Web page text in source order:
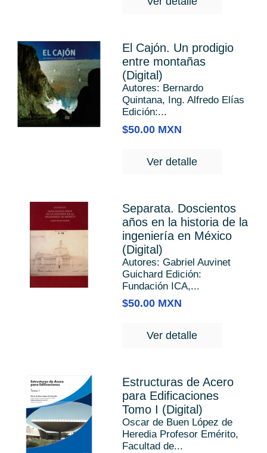
El Cajón. Un prodigio
entre montañas
(Digital)
Autores: Bernardo
Quintana, Ing. Alfredo Elías
Edición:...
$50.00 MXN
Ver detalle
Separata. Doscientos
años en la historia de la
ingeniería en México
(Digital)
Autores: Gabriel Auvinet
Guichard Edición:
Fundación ICA,...
$50.00 MXN
Ver detalle
Estructuras de Acero
para Edificaciones
Tomo I (Digital)
Oscar de Buen López de
Heredia Profesor Emérito,
Facultad de...